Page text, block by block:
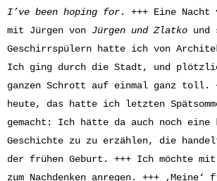
I’ve been hoping for. +++ Eine Nacht
mit Jürgen von Jürgen und Zlatko und
Geschirrspülern hatte ich von
Ich ging durch die Stadt, und
ganzen Schrott auf einmal ganz toll.
heute, das hatte ich letzten
gemacht: Ich hätte da auch noch eine
Geschichte zu zu erzählen, die
der frühen Geburt. +++ Ich möchte mit
zum Nachdenken anregen. +++